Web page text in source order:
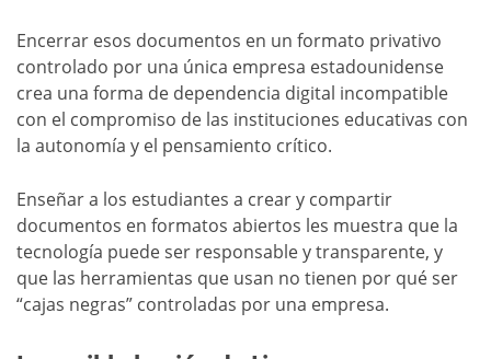
Encerrar esos documentos en un formato privativo
controlado por una única empresa estadounidense
crea una forma de dependencia digital incompatible
con el compromiso de las instituciones educativas con
la autonomía y el pensamiento crítico.
Enseñar a los estudiantes a crear y compartir
documentos en formatos abiertos les muestra que la
tecnología puede ser responsable y transparente, y
que las herramientas que usan no tienen por qué ser
“cajas negras” controladas por una empresa.